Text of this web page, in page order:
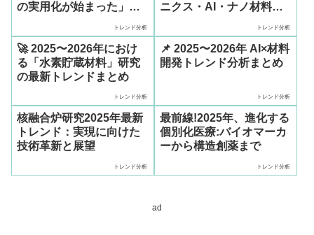
の実用化が始まった」ト
トレンド分析
ニクス・AI・ナノ材料が
トレンド分析
🚀 2025〜2026年におけ
る「水素貯蔵材料」研究
の最新トレンドまとめ
トレンド分析
📌 2025〜2026年 AI×材料
開発トレンド分析まとめ
トレンド分析
核融合炉研究2025年最新
トレンド：実現に向けた
技術革新と展望
トレンド分析
最前線!2025年、進化する
個別化医療:バイオマーカ
ーから構造創薬まで
トレンド分析
ad